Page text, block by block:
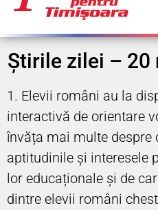
Știrile zilei – 20
1. Elevii români au la
interactivă de orientare
învăța mai multe despre
aptitudinile și interesele
lor educaționale și de
dintre elevii români